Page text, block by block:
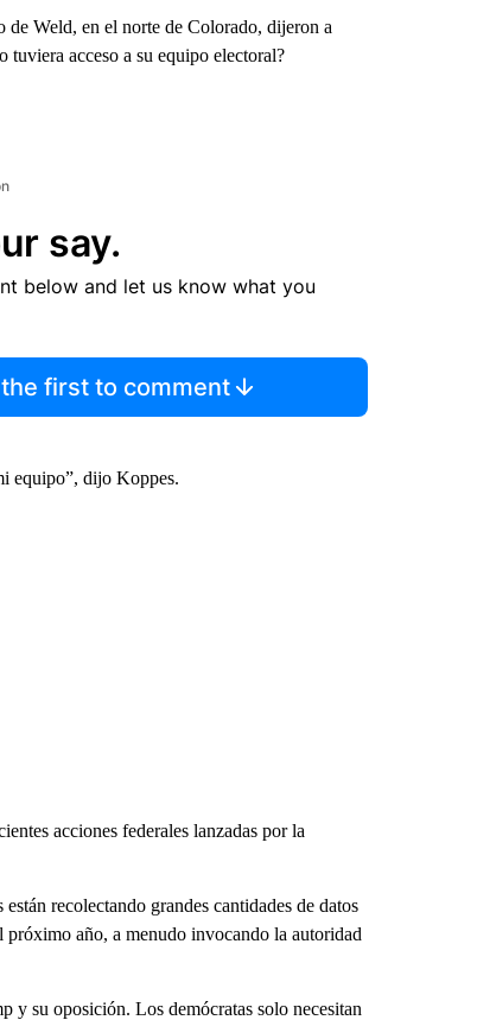
de Weld, en el norte de Colorado, dijeron a
acceso a su equipo electoral?
say.
below and let us know what you
first to comment
equipo”, dijo Koppes.
acciones federales lanzadas por la
recolectando grandes cantidades de datos
próximo año, a menudo invocando la autoridad
y su oposición. Los demócratas solo necesitan